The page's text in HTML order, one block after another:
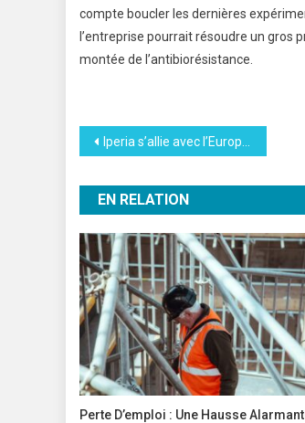
compte boucler les dernières
l’entreprise pourrait résoudre un gros
montée de l’antibiorésistance.
Navigation
de
l’article
Iperia s’allie avec l’Europe pour l’emploi à domicile
EN RELATION
Perte D’emploi : Une Hausse